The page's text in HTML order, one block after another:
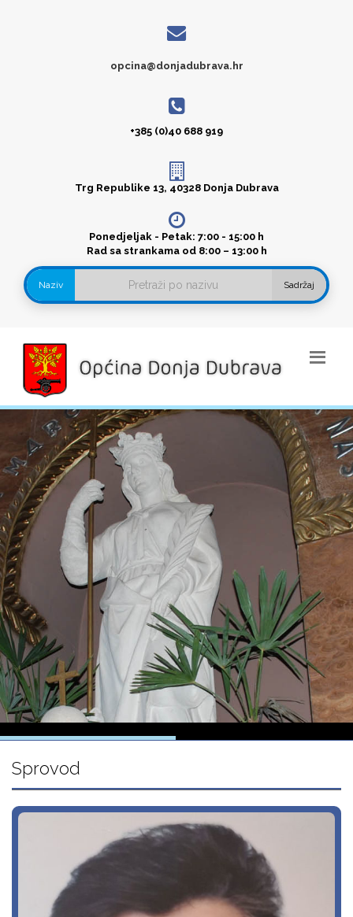
opcina@donjadubrava.hr
+385 (0)40 688 919
Trg Republike 13, 40328 Donja Dubrava
Ponedjeljak - Petak: 7:00 - 15:00 h
Rad sa strankama od 8:00 – 13:00 h
Naziv Sadržaj
Sprovod